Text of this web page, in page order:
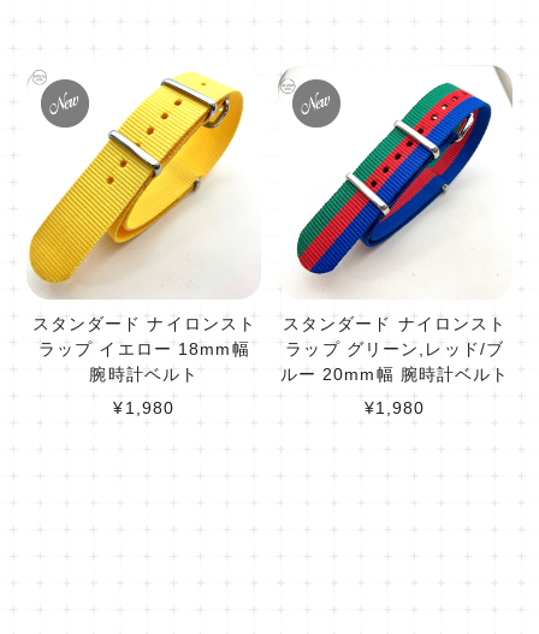
スタンダード ナイロンスト
ラップ イエロー 18mm幅
腕時計ベルト
¥1,980
スタンダード ナイロンスト
ラップ グリーン,レッド/ブ
ルー 20mm幅 腕時計ベルト
¥1,980